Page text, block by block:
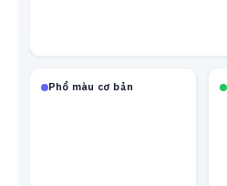
Phổ màu cơ bản